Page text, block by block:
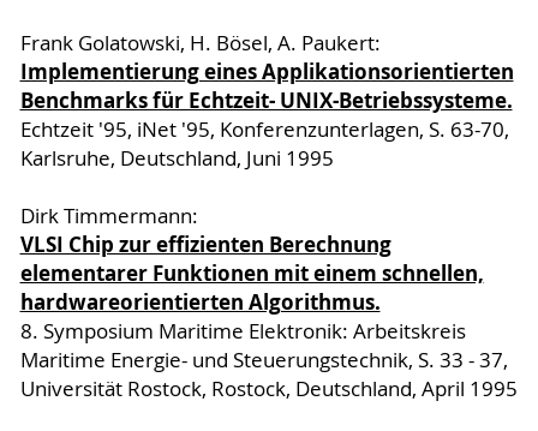
Frank Golatowski, H. Bösel, A. Paukert:
Implementierung eines Applikationsorientierten
Benchmarks für Echtzeit- UNIX-Betriebssysteme.
Echtzeit '95, iNet '95, Konferenzunterlagen, S. 63-70,
Karlsruhe, Deutschland, Juni 1995
Dirk Timmermann:
VLSI Chip zur effizienten Berechnung
elementarer Funktionen mit einem schnellen,
hardwareorientierten Algorithmus.
8. Symposium Maritime Elektronik: Arbeitskreis
Maritime Energie- und Steuerungstechnik, S. 33 - 37,
Universität Rostock, Rostock, Deutschland, April 1995